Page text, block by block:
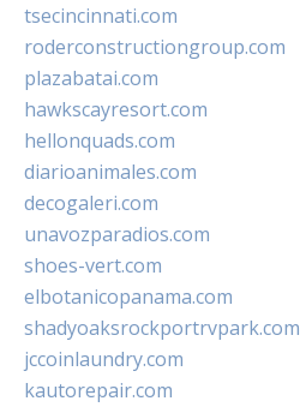
tsecincinnati.com
roderconstructiongroup.com
plazabatai.com
hawkscayresort.com
hellonquads.com
diarioanimales.com
decogaleri.com
unavozparadios.com
shoes-vert.com
elbotanicopanama.com
shadyoaksrockportrvpark.com
jccoinlaundry.com
kautorepair.com